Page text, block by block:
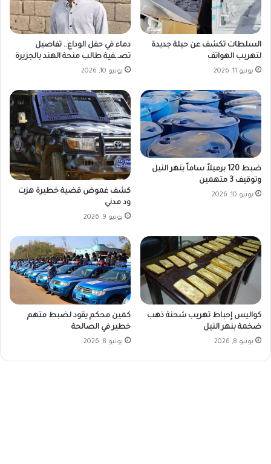
السلطات تكشف عن حيلة جديدة
لتهريب الهواتف
يونيو 11, 2026
دماء في حفل الوداع.. تفاصيل
تصـ.ـفية طالب منحة الهند بالجزيرة
يونيو 10, 2026
ضبط 120 برميلاً ساماً بنهر النيل
وتوقيف 3 متهمين
يونيو 10, 2026
كشف غموض قضية خطيرة هزت
ود مدني
يونيو 9, 2026
كواليس إحباط تهريب شحنة ذهب
ضخمة بنهر النيل
يونيو 8, 2026
كمين محكم يقود لضبط متهم
خطير في الصالحة
يونيو 8, 2026